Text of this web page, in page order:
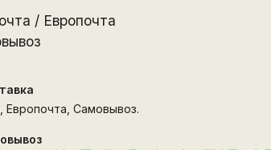
/ Европочта
Европочта, Самовывоз.